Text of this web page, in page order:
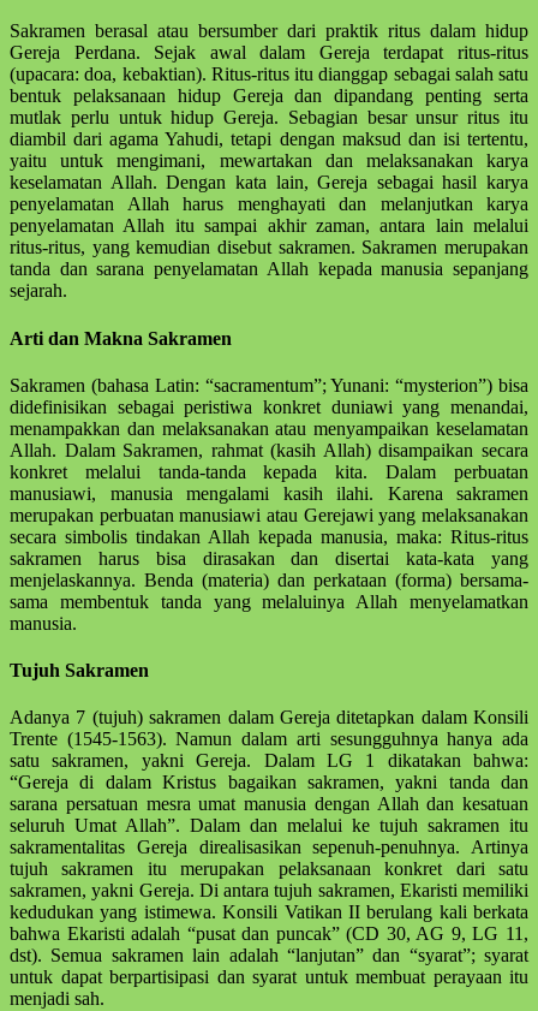
Sakramen berasal atau bersumber dari praktik ritus dalam hidup
Gereja Perdana. Sejak awal dalam Gereja terdapat ritus-ritus
(upacara: doa, kebaktian). Ritus-ritus itu dianggap sebagai salah satu
bentuk pelaksanaan hidup Gereja dan dipandang penting serta
mutlak perlu untuk hidup Gereja. Sebagian besar unsur ritus itu
diambil dari agama Yahudi, tetapi dengan maksud dan isi tertentu,
yaitu untuk mengimani, mewartakan dan melak­sa­nakan karya
keselamatan Allah. Dengan kata lain, Gereja sebagai hasil karya
penyelamatan Allah harus meng­hayati dan melanjutkan karya
penye­lamatan Allah itu sampai akhir zaman, antara lain melalui
ritus-ritus, yang kemu­dian disebut sakramen. Sakramen meru­pakan
tanda dan sarana penye­lamatan Allah kepada manusia sepanjang
sejarah.
Arti dan Makna Sakramen
Sakramen (bahasa Latin: “sacra­mentum”; Yunani: “mysterion”) bisa
didefinisikan sebagai peristiwa konkret duniawi yang menandai,
menampakkan dan melak­sanakan atau menyampaikan keselamatan
Allah. Dalam Sakramen, rahmat (kasih Allah) disampaikan secara
konkret melalui tanda-tanda kepada kita. Dalam perbuatan
manusiawi, manusia mengalami kasih ilahi. Karena sakramen
merupakan perbuatan manusiawi atau Gerejawi yang melaksanakan
secara simbolis tindakan Allah kepada manusia, maka: Ritus-ritus
sakramen harus bisa dirasakan dan disertai kata-kata yang
menjelaskannya. Benda (materia) dan perkataan (forma) bersama-
sama mem­bentuk tanda yang melaluinya Allah menyelamatkan
manusia.
Tujuh Sakramen
Adanya 7 (tujuh) sakramen dalam Gereja ditetapkan dalam Konsili
Trente (1545-1563). Namun dalam arti sesung­guhnya hanya ada
satu sakramen, yakni Gereja. Dalam LG 1 dikatakan bahwa:
“Gereja di dalam Kristus bagaikan sakra­men, yakni tanda dan
sarana persatuan mesra umat manusia dengan Allah dan kesatuan
seluruh Umat Allah”. Dalam dan melalui ke tujuh sakramen itu
sakramentalitas Gereja direalisasikan sepenuh-penuhnya. Artinya
tujuh sa­kra­men itu merupakan pelaksanaan kon­kret dari satu
sakramen, yakni Gereja. Di antara tujuh sakramen, Ekaristi memi­liki
kedu­dukan yang istimewa. Konsili Vatikan II berulang kali berkata
bahwa Ekaristi adalah “pusat dan puncak” (CD 30, AG 9, LG 11,
dst). Semua sakra­men lain adalah “lanjutan” dan “syarat”; syarat
untuk dapat berparti­sipasi dan syarat untuk membuat perayaan itu
menjadi sah.